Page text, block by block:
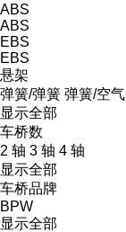
ABS
ABS
EBS
EBS
悬架
弹簧/弹簧 弹簧/空气
显示全部
车桥数
2 轴 3 轴 4 轴
显示全部
车桥品牌
BPW
显示全部